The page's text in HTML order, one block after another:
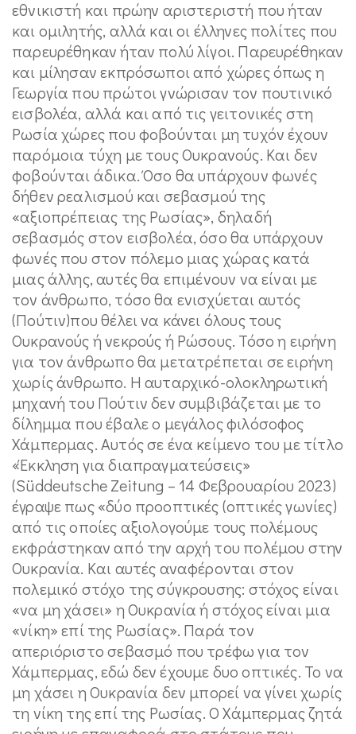
εθνικιστή και πρώην αριστεριστή που ήταν
και ομιλητής, αλλά και οι έλληνες πολίτες που
παρευρέθηκαν ήταν πολύ λίγοι. Παρευρέθηκαν
και μίλησαν εκπρόσωποι από χώρες όπως η
Γεωργία που πρώτοι γνώρισαν τον πουτινικό
εισβολέα, αλλά και από τις γειτονικές στη
Ρωσία χώρες που φοβούνται μη τυχόν έχουν
παρόμοια τύχη με τους Ουκρανούς. Και δεν
φοβούνται άδικα. Όσο θα υπάρχουν φωνές
δήθεν ρεαλισμού και σεβασμού της
«αξιοπρέπειας της Ρωσίας», δηλαδή
σεβασμός στον εισβολέα, όσο θα υπάρχουν
φωνές που στον πόλεμο μιας χώρας κατά
μιας άλλης, αυτές θα επιμένουν να είναι με
τον άνθρωπο, τόσο θα ενισχύεται αυτός
(Πούτιν)που θέλει να κάνει όλους τους
Ουκρανούς ή νεκρούς ή Ρώσους. Τόσο η ειρήνη
για τον άνθρωπο θα μετατρέπεται σε ειρήνη
χωρίς άνθρωπο. Η αυταρχικό-ολοκληρωτική
μηχανή του Πούτιν δεν συμβιβάζεται με το
δίλημμα που έβαλε ο μεγάλος φιλόσοφος
Χάμπερμας. Αυτός σε ένα κείμενο του με τίτλο
«Έκκληση για διαπραγματεύσεις»
(Süddeutsche Zeitung – 14 Φεβρουαρίου 2023)
έγραψε πως «δύο προοπτικές (οπτικές γωνίες)
από τις οποίες αξιολογούμε τους πολέμους
εκφράστηκαν από την αρχή του πολέμου στην
Ουκρανία. Και αυτές αναφέρονται στον
πολεμικό στόχο της σύγκρουσης: στόχος είναι
«να μη χάσει» η Ουκρανία ή στόχος είναι μια
«νίκη» επί της Ρωσίας». Παρά τον
απεριόριστο σεβασμό που τρέφω για τον
Χάμπερμας, εδώ δεν έχουμε δυο οπτικές. Το να
μη χάσει η Ουκρανία δεν μπορεί να γίνει χωρίς
τη νίκη της επί της Ρωσίας. Ο Χάμπερμας ζητά